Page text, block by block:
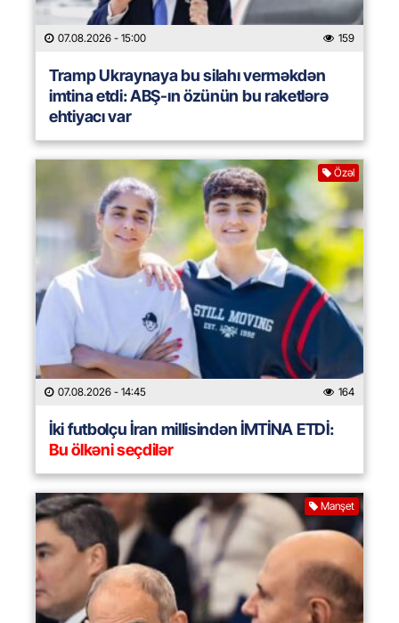
07.08.2026 - 15:00 159
Tramp Ukraynaya bu silahı verməkdən
imtina etdi: ABŞ-ın özünün bu raketlərə
ehtiyacı var
Özəl
07.08.2026 - 14:45 164
İki futbolçu İran millisindən İMTİNA ETDİ:
Bu ölkəni seçdilər
Manşet